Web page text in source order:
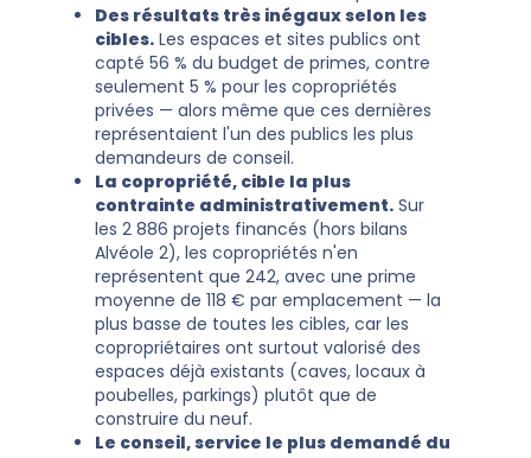
Des résultats très inégaux selon les
cibles. Les espaces et sites publics ont
capté 56 % du budget de primes, contre
seulement 5 % pour les copropriétés
privées — alors même que ces dernières
représentaient l'un des publics les plus
demandeurs de conseil.
La copropriété, cible la plus
contrainte administrativement. Sur
les 2 886 projets financés (hors bilans
Alvéole 2), les copropriétés n'en
représentent que 242, avec une prime
moyenne de 118 € par emplacement — la
plus basse de toutes les cibles, car les
copropriétaires ont surtout valorisé des
espaces déjà existants (caves, locaux à
poubelles, parkings) plutôt que de
construire du neuf.
Le conseil, service le plus demandé du